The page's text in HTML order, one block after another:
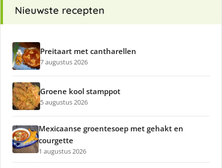
Nieuwste recepten
Preitaart met cantharellen
7 augustus 2026
Groene kool stamppot
5 augustus 2026
Mexicaanse groentesoep met gehakt en
courgette
1 augustus 2026